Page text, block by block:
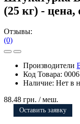
(25 кг) -
Отзывы:
(0)
Производители
Код Товара:
Наличие: Нет в
88.48 грн. / меш.
Оставить заявку